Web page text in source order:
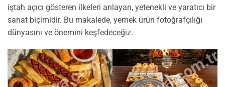
iştah açıcı gösteren ilkeleri anlayan, yetenekli ve yaratıcı bir
sanat biçimidir. Bu makalede, yemek ürün fotoğrafçılığı
dünyasını ve önemini keşfedeceğiz.